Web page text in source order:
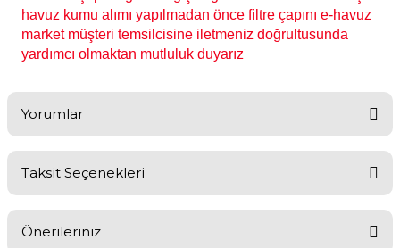
Kuvars Cam
Olimpik Havuz
havuz kumu alımı yapılmadan önce filtre çapını e-havuz
market müşteri temsilcisine iletmeniz doğrultusunda
yardımcı olmaktan mutluluk duyarız
Yorumlar
Taksit Seçenekleri
Önerileriniz